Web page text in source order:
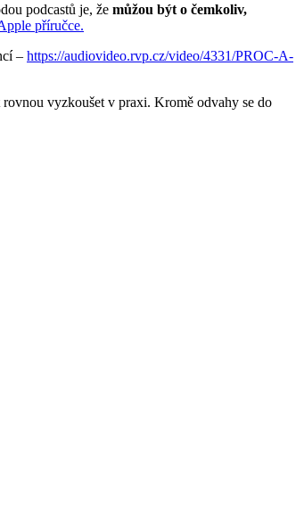
podcastů je, že můžou být o čemkoliv,
příručce.
– https://audiovideo.rvp.cz/video/4331/PROC-A-
rovnou vyzkoušet v praxi. Kromě odvahy se do